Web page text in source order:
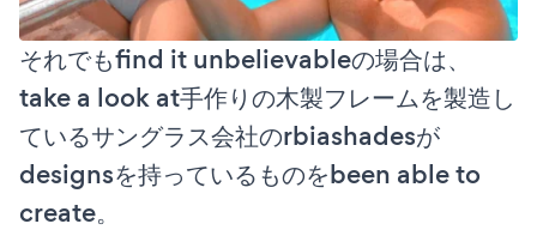
それでもfind it unbelievableの場合は、
take a look at手作りの木製フレームを製造し
ているサングラス会社のrbiashadesが
designsを持っているものをbeen able to
create。